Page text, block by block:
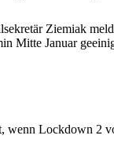
Ziemiak
Mitte Januar
wenn Lockdown 2